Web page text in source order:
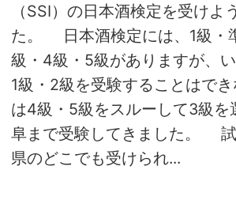
（SSI）の日本酒検定を受けよ
た。 日本酒検定には、1級・
級・4級・5級がありますが、
1級・2級を受験することはで
は4級・5級をスルーして3級を
阜まで受験してきました。
県のどこでも受けられ...